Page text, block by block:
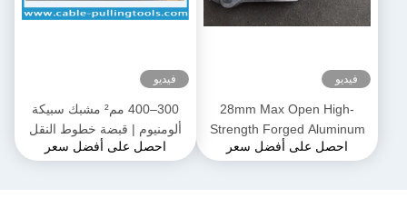
فيديو
28mm Max Open High-
Strength Forged Aluminum
Alloy Come-Along Clamp معاحصل على أفضل سعر
فيديو
300–400 مم² مشبك سبيكة
ألومنيوم | قبضة خطوط النقل
لموصلات ACSR و AAAC
احصل على أفضل سعر